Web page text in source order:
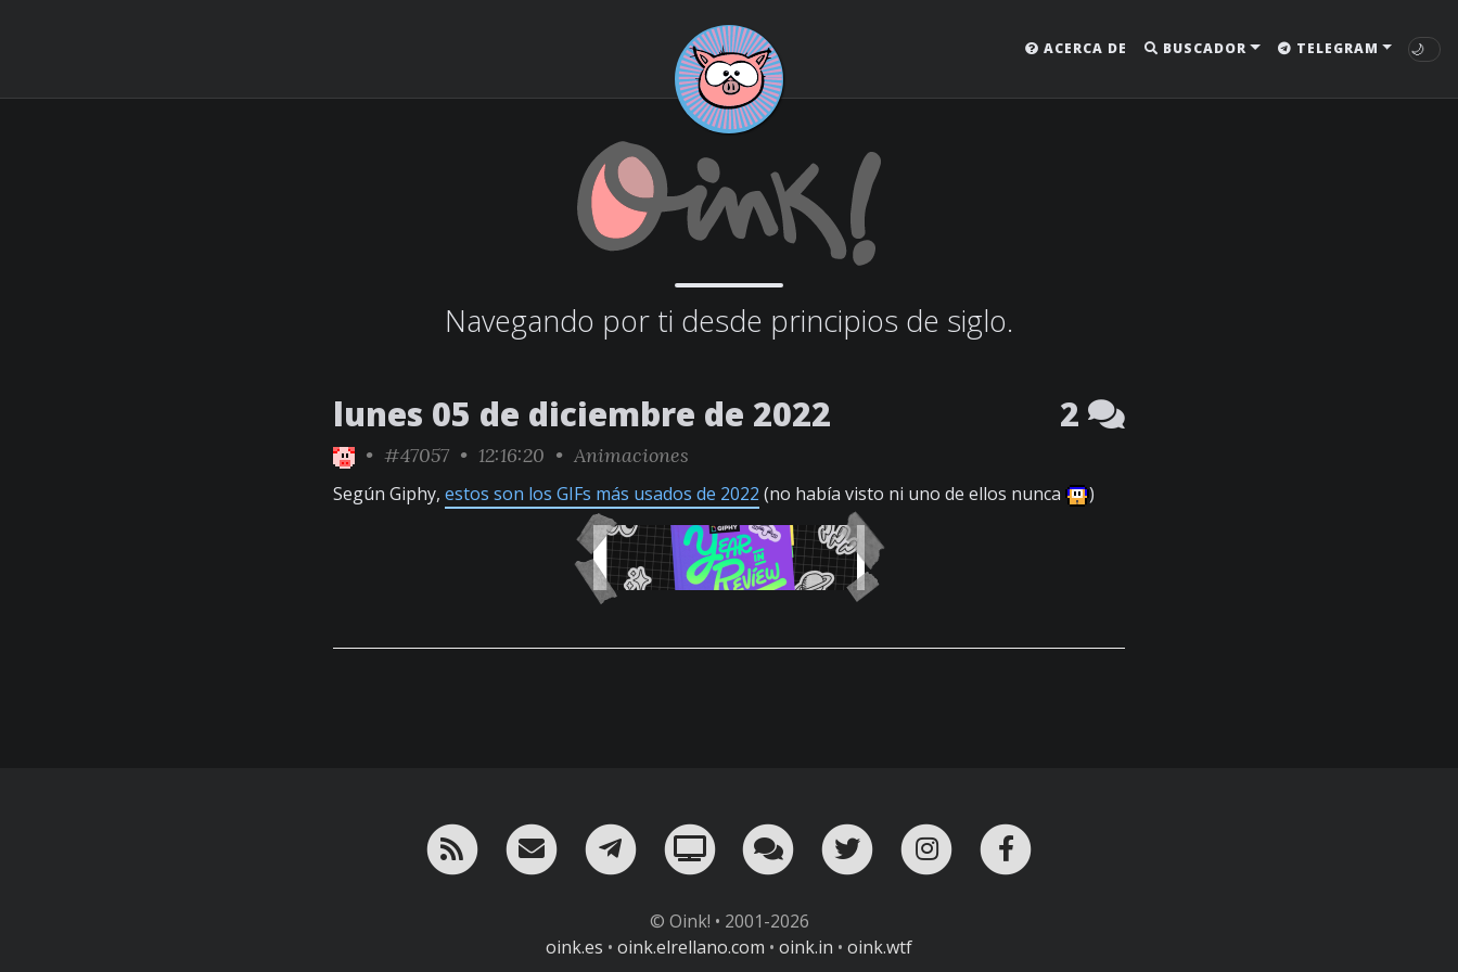
ACERCA DE BUSCADOR TELEGRAM 🌙
Navegando por ti desde principios de siglo.
lunes 05 de diciembre de 2022 2
• #47057 • 12:16:20 • Animaciones
Según Giphy, estos son los GIFs más usados de 2022 (no había visto ni uno de ellos nunca )
RSS ¡Mándame un email!
¡Nuestro canal en Telegram!
Oink! TV Charla con nosotros en Telegram
Twitter Instagram
© Oink! • 2001-2026
oink.es • oink.elrellano.com • oink.in • oink.wtf